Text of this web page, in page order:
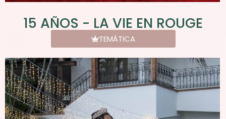
15 AÑOS - LA VIE EN ROUGE
TEMÁTICA